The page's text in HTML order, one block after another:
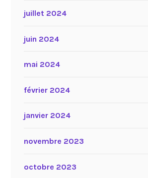
juillet 2024
juin 2024
mai 2024
février 2024
janvier 2024
novembre 2023
octobre 2023